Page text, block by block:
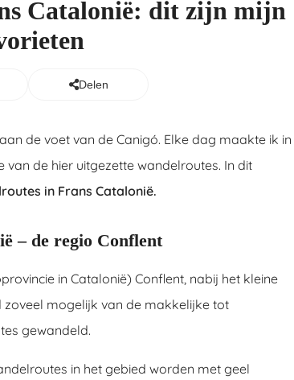
Catalonië: dit zijn mijn
Delen
de voet van de Canigó. Elke dag maakte ik in
de hier uitgezette wandelroutes. In dit
in Frans Catalonië.
– de regio Conflent
in Catalonië) Conflent, nabij het kleine
mogelijk van de makkelijke tot
gewandeld.
in het gebied worden met geel